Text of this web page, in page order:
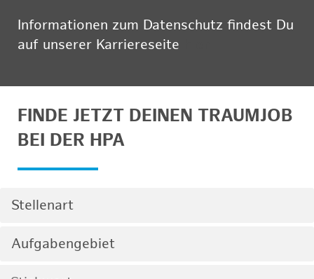
Informationen zum Datenschutz findest Du
auf unserer Karriereseite
FINDE JETZT DEINEN TRAUMJOB
BEI DER HPA
Stellenart
Aufgabengebiet